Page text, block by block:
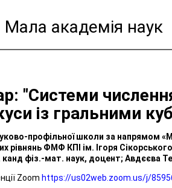
академія наук
"Системи
із гральними
профільної школи за напрямом
рівнянь ФМФ КПІ ім. Ігоря
канд фіз.-мат. наук, доцент; Авдєєва
Zoom https://us02web.zoom.us/j/